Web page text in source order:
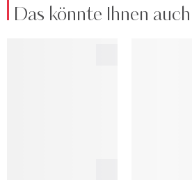
Das könnte Ihnen